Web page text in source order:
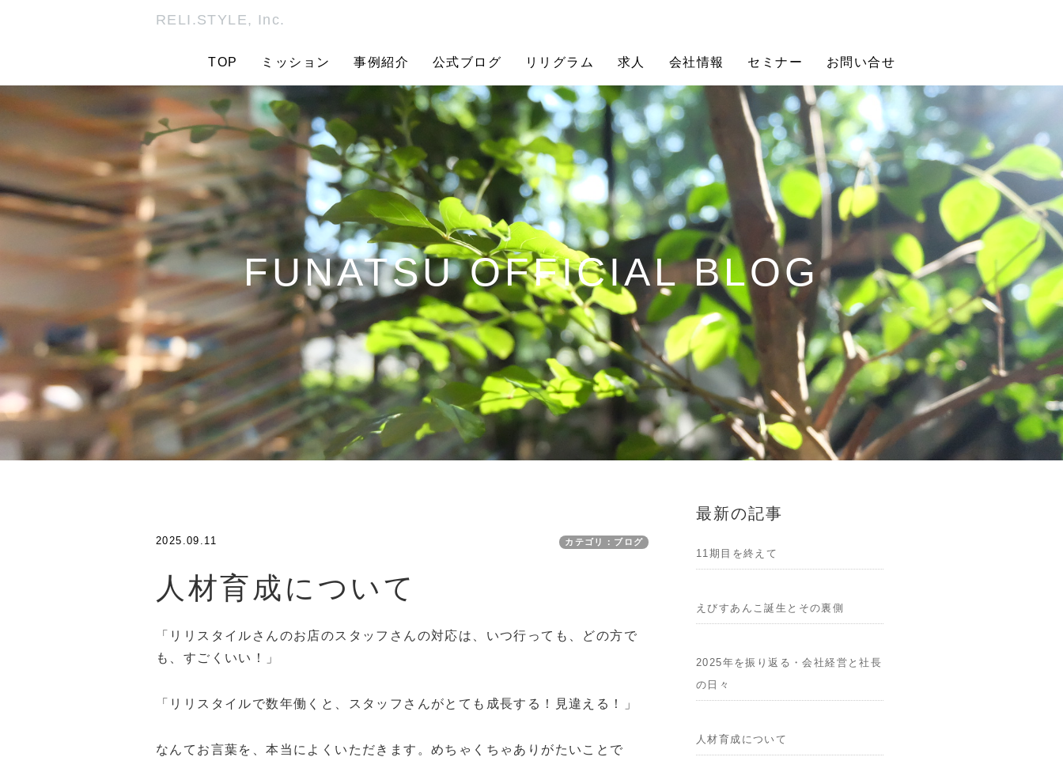
RELI.STYLE, Inc.
TOP ミッション 事例紹介 公式ブログ リリグラム 求人 会社情報 セミナー お問い合せ
FUNATSU OFFICIAL BLOG
2025.09.11 カテゴリ：ブログ
人材育成について
「リリスタイルさんのお店のスタッフさんの対応は、いつ行っても、どの方で
も、すごくいい！」
「リリスタイルで数年働くと、スタッフさんがとても成長する！見違える！」
なんてお言葉を、本当によくいただきます。めちゃくちゃありがたいことで
最新の記事
11期目を終えて
えびすあんこ誕生とその裏側
2025年を振り返る・会社経営と社長
の日々
人材育成について